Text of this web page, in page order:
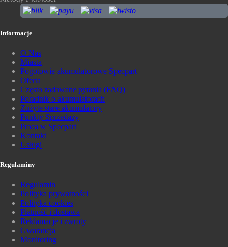
Informacje
O Nas
Miasta
Pogotowie akumulatorowe Specpart
Oferta
Często zadawane pytania (FAQ)
Poradnik o akumulatorach
Zużyte stare akumulatory
Punkty Sprzedaży
Praca w Specpart
Kontakt
Usługi
Regulaminy
Regulamin
Polityka prywatności
Polityka cookies
Płatność i dostawa
Reklamacje i zwroty
Gwarancja
Monitoring